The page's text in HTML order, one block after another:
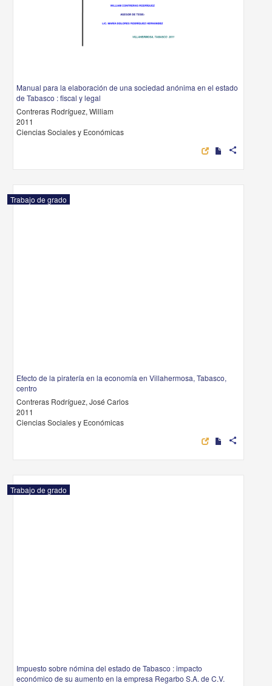
Manual para la elaboración de una sociedad anónima en el estado
de Tabasco : fiscal y legal
Contreras Rodríguez, William
2011
Ciencias Sociales y Económicas
share
Trabajo de grado
Efecto de la piratería en la economía en Villahermosa, Tabasco,
centro
Contreras Rodríguez, José Carlos
2011
Ciencias Sociales y Económicas
share
Trabajo de grado
Impuesto sobre nómina del estado de Tabasco : impacto
económico de su aumento en la empresa Regarbo S.A. de C.V.